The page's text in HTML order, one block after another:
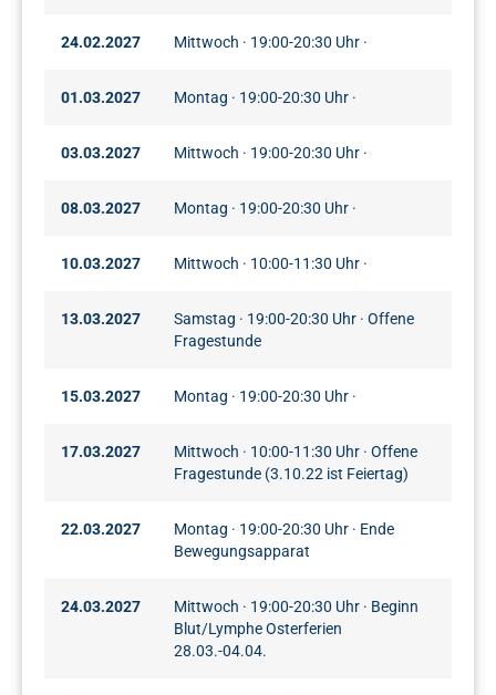
24.02.2027 Mittwoch · 19:00-20:30 Uhr ·
01.03.2027 Montag · 19:00-20:30 Uhr ·
03.03.2027 Mittwoch · 19:00-20:30 Uhr ·
08.03.2027 Montag · 19:00-20:30 Uhr ·
10.03.2027 Mittwoch · 10:00-11:30 Uhr ·
13.03.2027
Samstag · 19:00-20:30 Uhr · Offene
Fragestunde
15.03.2027 Montag · 19:00-20:30 Uhr ·
17.03.2027
Mittwoch · 10:00-11:30 Uhr · Offene
Fragestunde (3.10.22 ist Feiertag)
22.03.2027
Montag · 19:00-20:30 Uhr · Ende
Bewegungsapparat
24.03.2027
Mittwoch · 19:00-20:30 Uhr · Beginn
Blut/Lymphe Osterferien
28.03.-04.04.